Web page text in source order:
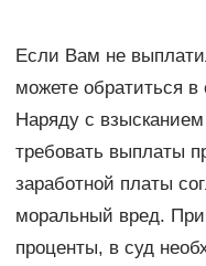
Если Вам не
можете обратиться
Наряду с
требовать выплаты
заработной платы
моральный вред.
проценты, в суд